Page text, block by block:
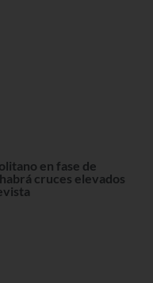
en fase de
cruces elevados